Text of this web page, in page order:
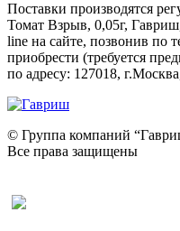
Поставки производятся
Томат Взрыв, 0,05г,
line на сайте, позвонив по
приобрести (требуется
по адресу: 127018,
© Группа компаний
Все права защищены